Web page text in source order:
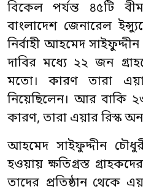
বিকেল পর্যন্ত ৪৫টি
বাংলাদেশ জেনারেল
নির্বাহী আহমেদ
দাবির মধ্যে ২২ জন
মতো। কারণ তারা
নিয়েছিলেন। আর বাকি
কারণ, তারা এয়ার রিস্ক
আহমেদ সাইফুদ্দীন
হওয়ায় ক্ষতিগ্রস্ত
তাদের প্রতিষ্ঠান থেকে